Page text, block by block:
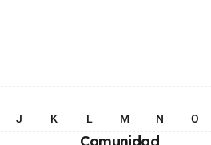
J K L M N O